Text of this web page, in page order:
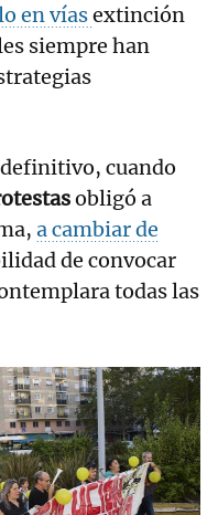
en víasextinción
siempre han
cuando
obligó a
a cambiar de
de convocar
todas las